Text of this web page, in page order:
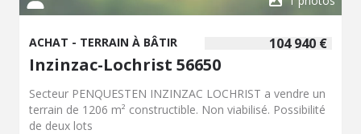
104 940 €
ACHAT - TERRAIN À BÂTIR
Inzinzac-Lochrist 56650
Secteur PENQUESTEN INZINZAC LOCHRIST a vendre un
terrain de 1206 m² constructible. Non viabilisé. Possibilité
de deux lots